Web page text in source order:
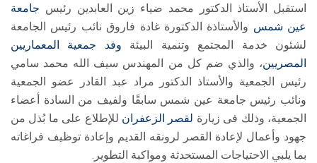
استقبل الأستاذ الدكتور محمد ضياء زين العابدين رئيس جامعة
عين شمس والأستاذة الدكتورة غادة فاروق نائب رئيس الجامعة
لشئون خدمة المجتمع وتنمية البيئة وفد
جمعية المعماريين
المصريين، والذي ضم كل من المهندس سيف الله محمد سامي
رئيس الجمعية والأستاذ الدكتور مراد عبد القادر عضو الجمعية
ونائب رئيس جامعة عين شمس سابقًا ولفيف من السادة أعضاء
الجمعية، وذلك فى زيارة لقصر الزعفران للإطلاع على ما بُذل من
جهود وأعمال لإعادة القصر لرونقه القديم وإعادة توظيف فراغاته
بما يلبي الاحتياجات المستحدثة ومواكبة التطوير.